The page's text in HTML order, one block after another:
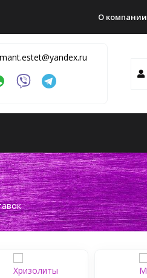
О компании